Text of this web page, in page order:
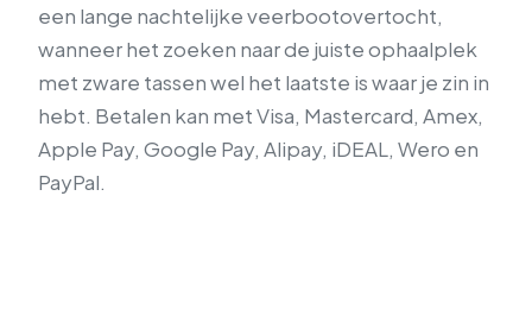
een lange nachtelijke veerbootovertocht,
wanneer het zoeken naar de juiste ophaalplek
met zware tassen wel het laatste is waar je zin in
hebt. Betalen kan met Visa, Mastercard, Amex,
Apple Pay, Google Pay, Alipay, iDEAL, Wero en
PayPal.